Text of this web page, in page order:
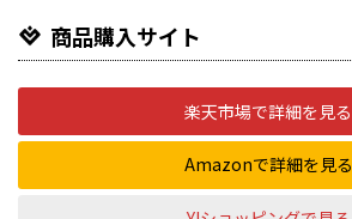
商品購入サイト
楽天市場で詳細を見る
Amazonで詳細を見る